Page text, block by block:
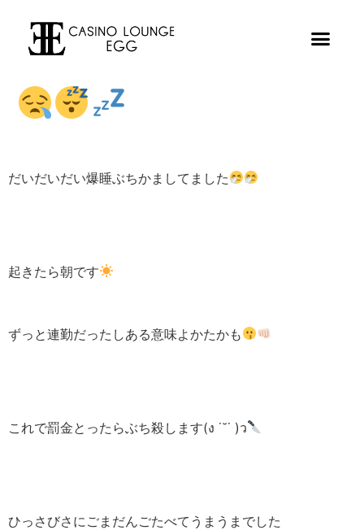
だいだいだい爆睡ぶちかましてました
起きたら朝です
ずっと連勤だったしある意味よかたかも
これで罰金とったらぶち殺します(ง ˙˘˙ )ว
ひっさびさにごまだんごたべてうまうまでした